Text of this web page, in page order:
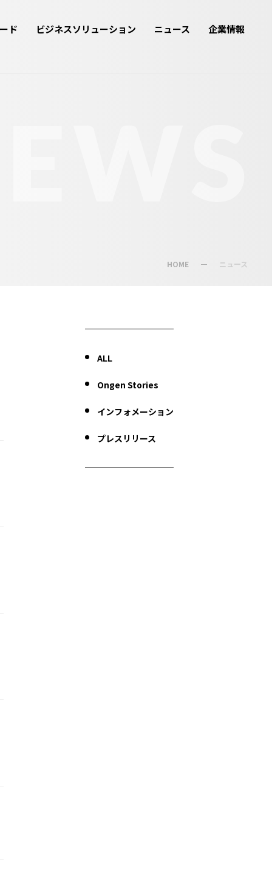
ド ビジネスソリューション ニュース 企業情報
HOME ニュース
ALL
Ongen Stories
インフォメーション
プレスリリース